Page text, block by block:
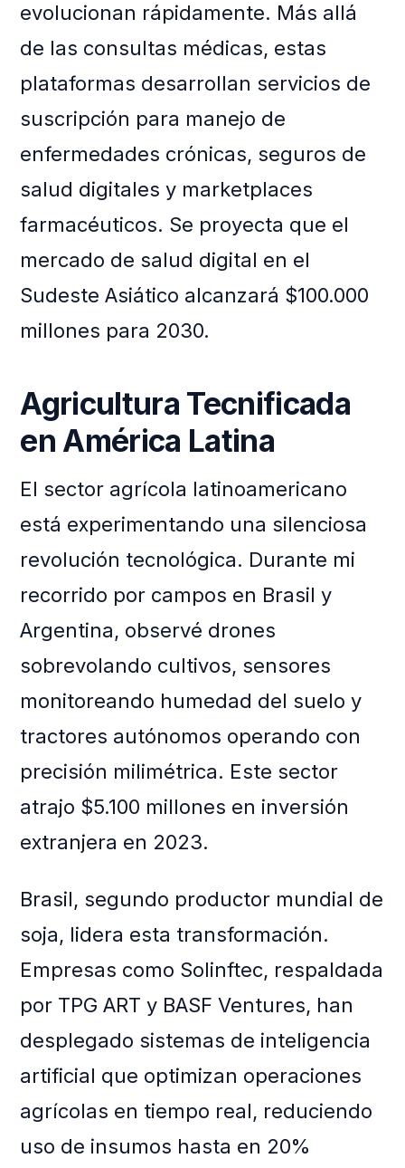
evolucionan rápidamente. Más allá
de las consultas médicas, estas
plataformas desarrollan servicios de
suscripción para manejo de
enfermedades crónicas, seguros de
salud digitales y marketplaces
farmacéuticos. Se proyecta que el
mercado de salud digital en el
Sudeste Asiático alcanzará $100.000
millones para 2030.
Agricultura Tecnificada
en América Latina
El sector agrícola latinoamericano
está experimentando una silenciosa
revolución tecnológica. Durante mi
recorrido por campos en Brasil y
Argentina, observé drones
sobrevolando cultivos, sensores
monitoreando humedad del suelo y
tractores autónomos operando con
precisión milimétrica. Este sector
atrajo $5.100 millones en inversión
extranjera en 2023.
Brasil, segundo productor mundial de
soja, lidera esta transformación.
Empresas como Solinftec, respaldada
por TPG ART y BASF Ventures, han
desplegado sistemas de inteligencia
artificial que optimizan operaciones
agrícolas en tiempo real, reduciendo
uso de insumos hasta en 20%